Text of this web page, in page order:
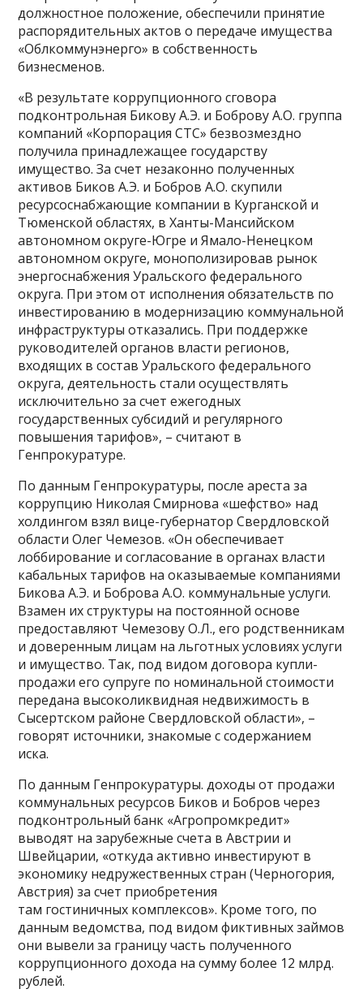
должностное положение, обеспечили принятие
распорядительных актов о передаче имущества
«Облкоммунэнерго» в собственность
бизнесменов.
«В результате коррупционного сговора
подконтрольная Бикову А.Э. и Боброву А.О. группа
компаний «Корпорация СТС» безвозмездно
получила принадлежащее государству
имущество. За счет незаконно полученных
активов Биков А.Э. и Бобров А.О. скупили
ресурсоснабжающие компании в Курганской и
Тюменской областях, в Ханты-Мансийском
автономном округе-Югре и Ямало-Ненецком
автономном округе, монополизировав рынок
энергоснабжения Уральского федерального
округа. При этом от исполнения обязательств по
инвестированию в модернизацию коммунальной
инфраструктуры отказались. При поддержке
руководителей органов власти регионов,
входящих в состав Уральского федерального
округа, деятельность стали осуществлять
исключительно за счет ежегодных
государственных субсидий и регулярного
повышения тарифов», – считают в
Генпрокуратуре.
По данным Генпрокуратуры, после ареста за
коррупцию Николая Смирнова «шефство» над
холдингом взял вице-губернатор Свердловской
области Олег Чемезов. «Он обеспечивает
лоббирование и согласование в органах власти
кабальных тарифов на оказываемые компаниями
Бикова А.Э. и Боброва А.О. коммунальные услуги.
Взамен их структуры на постоянной основе
предоставляют Чемезову О.Л., его родственникам
и доверенным лицам на льготных условиях услуги
и имущество. Так, под видом договора купли-
продажи его супруге по номинальной стоимости
передана высоколиквидная недвижимость в
Сысертском районе Свердловской области», –
говорят источники, знакомые с содержанием
иска.
По данным Генпрокуратуры. доходы от продажи
коммунальных ресурсов Биков и Бобров через
подконтрольный банк «Агропромкредит»
выводят на зарубежные счета в Австрии и
Швейцарии, «откуда активно инвестируют в
экономику недружественных стран (Черногория,
Австрия) за счет приобретения
там гостиничных комплексов». Кроме того, по
данным ведомства, под видом фиктивных займов
они вывели за границу часть полученного
коррупционного дохода на сумму более 12 млрд.
рублей.